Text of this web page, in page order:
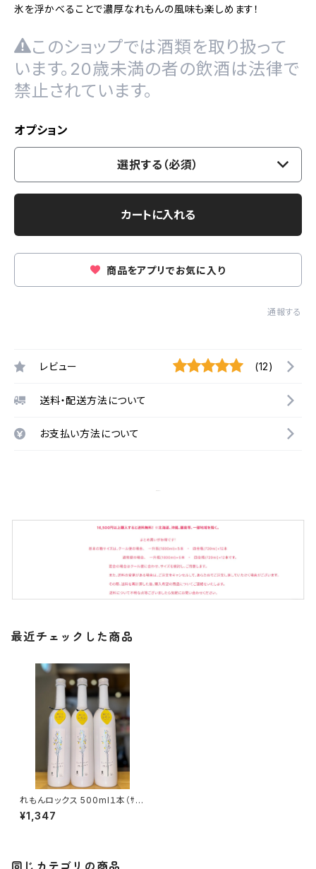
氷を浮かべることで濃厚なれもんの風味も楽しめます！
このショップでは酒類を取り扱って
います。20歳未満の者の飲酒は法律で
禁止されています。
オプション
選択する（必須）
カートに入れる
商品をアプリでお気に入り
通報する
レビュー (12)
送料・配送方法について
お支払い方法について
最近チェックした商品
れもんロックス 500ml１本（ｻｸﾗ
ｵﾌﾞﾙﾜﾘｰｱﾝﾄﾞﾃﾞｨｽﾃｨﾗﾘｰ・広島
県廿日市市）
¥1,347
同じカテゴリの商品